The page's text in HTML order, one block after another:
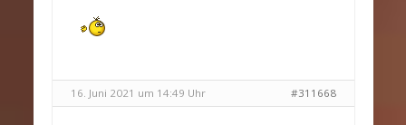
16. Juni 2021 um 14:49 Uhr #311668